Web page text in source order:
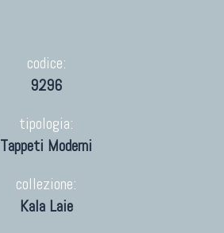
codice:
9296
tipologia:
Tappeti Moderni
collezione:
Kala Laie